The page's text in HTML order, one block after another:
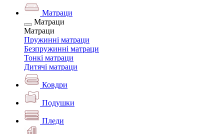
Матраци
Матраци
Матраци
Пружинні матраци
Безпружинні матраци
Тонкі матраци
Дитячі матраци
Ковдри
Подушки
Пледи